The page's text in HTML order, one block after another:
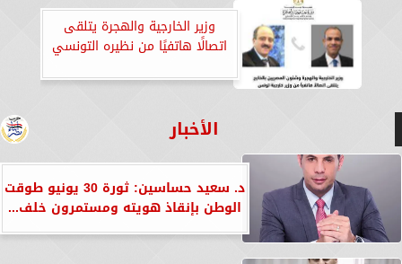
وزير الخارجية والهجرة يتلقى
اتصالًا هاتفيًا من نظيره التونسي
الأخبار
د. سعيد حساسين: ثورة 30 يونيو طوقت
الوطن بإنقاذ هويته ومستمرون خلف...